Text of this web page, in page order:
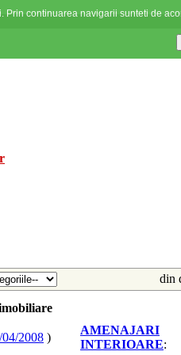
din
04/2008 )
AMENAJARI
INTERIOARE:
Prin continuarea navigarii sunteti de